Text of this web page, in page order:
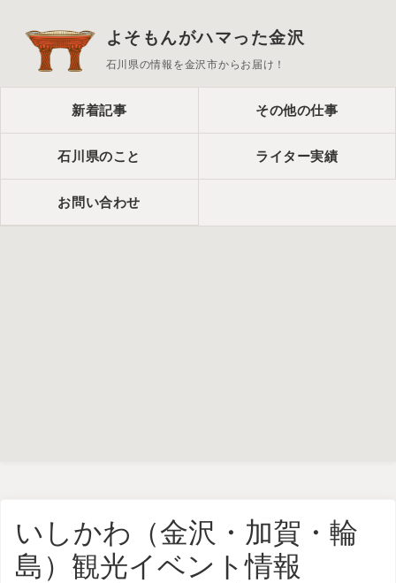
よそもんがハマった金沢
石川県の情報を金沢市からお届け！
新着記事 その他の仕事
石川県のこと ライター実績
お問い合わせ
いしかわ（金沢・加賀・輪
島）観光イベント情報